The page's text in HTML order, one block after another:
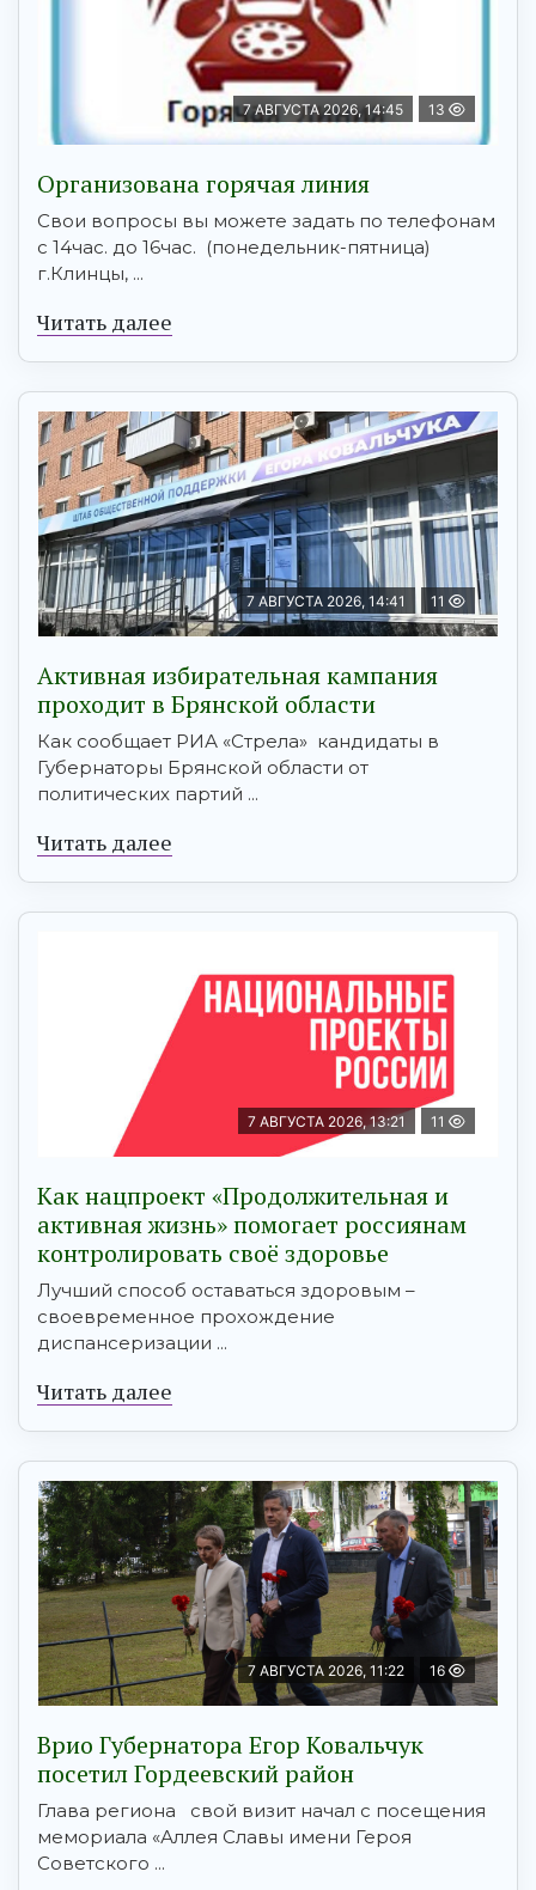
7 АВГУСТА 2026, 14:45 13
Организована горячая линия
Свои вопросы вы можете задать по телефонам
с 14час. до 16час. (понедельник-пятница)
г.Клинцы, ...
Читать далее
7 АВГУСТА 2026, 14:41 11
Активная избирательная кампания
проходит в Брянской области
Как сообщает РИА «Стрела» кандидаты в
Губернаторы Брянской области от
политических партий ...
Читать далее
7 АВГУСТА 2026, 13:21 11
Как нацпроект «Продолжительная и
активная жизнь» помогает россиянам
контролировать своё здоровье
Лучший способ оставаться здоровым –
своевременное прохождение
диспансеризации ...
Читать далее
7 АВГУСТА 2026, 11:22 16
Врио Губернатора Егор Ковальчук
посетил Гордеевский район
Глава региона свой визит начал с посещения
мемориала «Аллея Славы имени Героя
Советского ...